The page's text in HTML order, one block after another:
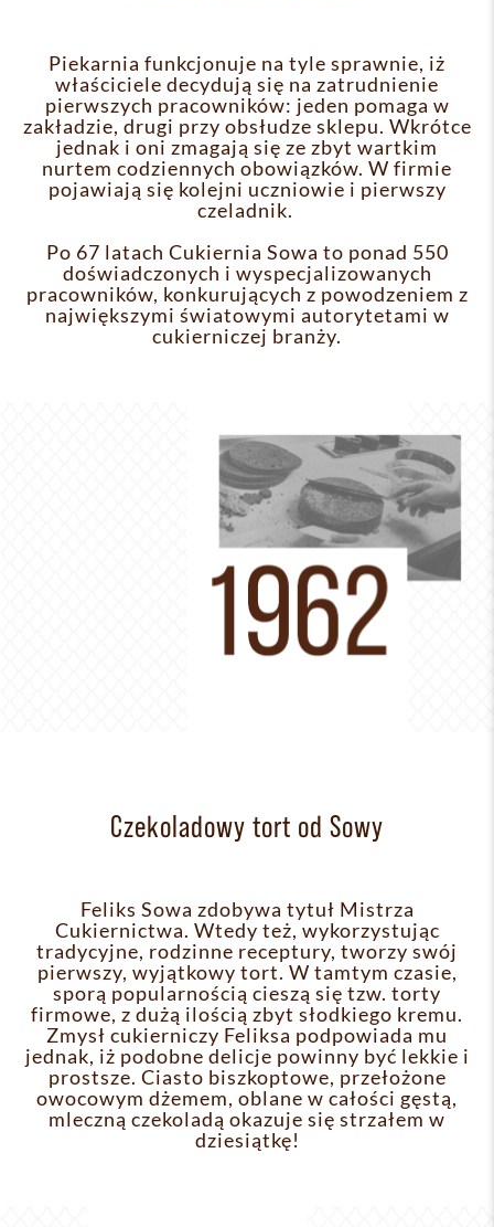
Piekarnia funkcjonuje na tyle sprawnie, iż
właściciele decydują się na zatrudnienie
pierwszych pracowników: jeden pomaga w
zakładzie, drugi przy obsłudze sklepu. Wkrótce
jednak i oni zmagają się ze zbyt wartkim
nurtem codziennych obowiązków. W firmie
pojawiają się kolejni uczniowie i pierwszy
czeladnik.
Po 67 latach Cukiernia Sowa to ponad 550
doświadczonych i wyspecjalizowanych
pracowników, konkurujących z powodzeniem z
największymi światowymi autorytetami w
cukierniczej branży.
Czekoladowy tort od Sowy
Feliks Sowa zdobywa tytuł Mistrza
Cukiernictwa. Wtedy też, wykorzystując
tradycyjne, rodzinne receptury, tworzy swój
pierwszy, wyjątkowy tort. W tamtym czasie,
sporą popularnością cieszą się tzw. torty
firmowe, z dużą ilością zbyt słodkiego kremu.
Zmysł cukierniczy Feliksa podpowiada mu
jednak, iż podobne delicje powinny być lekkie i
prostsze. Ciasto biszkoptowe, przełożone
owocowym dżemem, oblane w całości gęstą,
mleczną czekoladą okazuje się strzałem w
dziesiątkę!